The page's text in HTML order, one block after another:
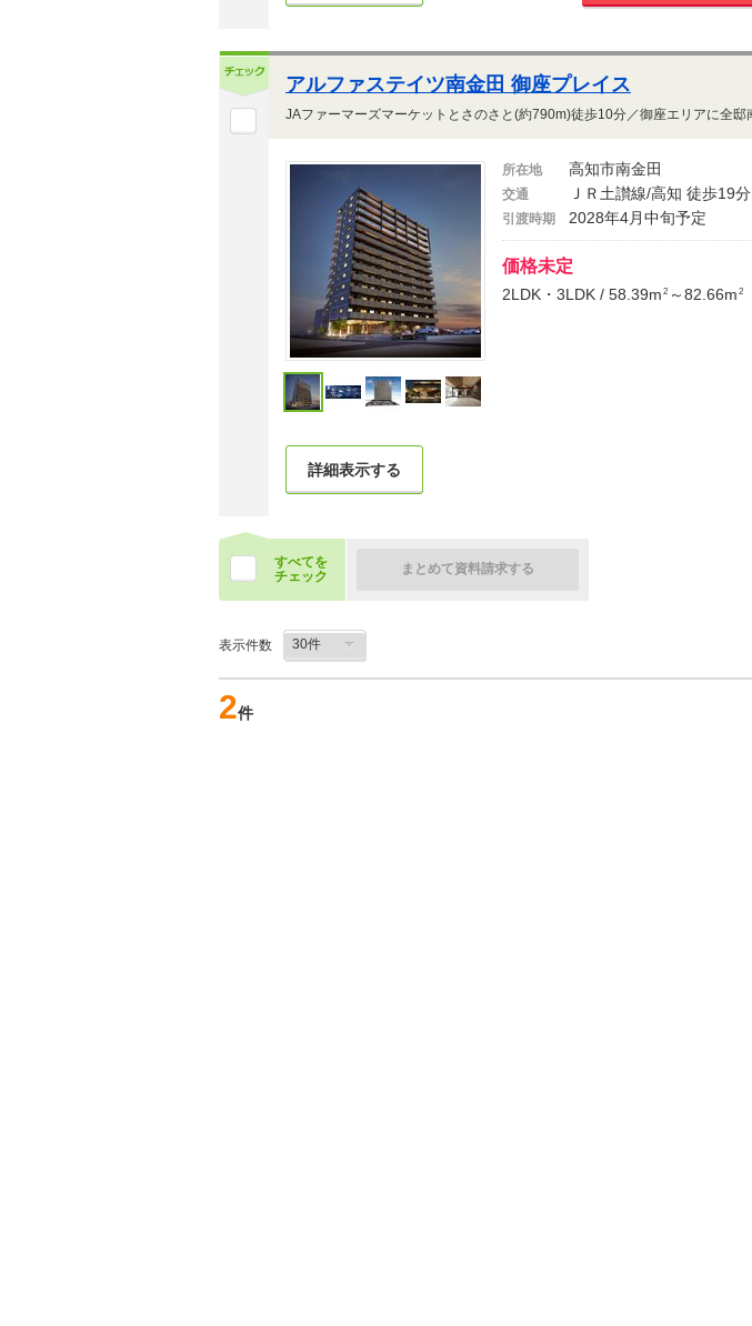
アルファステイツ南金田 御座プレイス
所在地 高知市南金田
交通 ＪＲ土讃線/高知 徒歩19分
引渡時期 2028年4月中旬予定
価格未定
2LDK・3LDK / 58.39m 2 ～82.66m 2
詳細表示する
すべてを
チェック
まとめて資料請求する
表示件数
2件